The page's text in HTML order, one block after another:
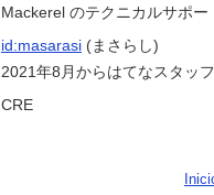
Mackerel のテクニカルサポ
id:masarasi (まさらし)
2021年8月からはてなスタッフ
CRE